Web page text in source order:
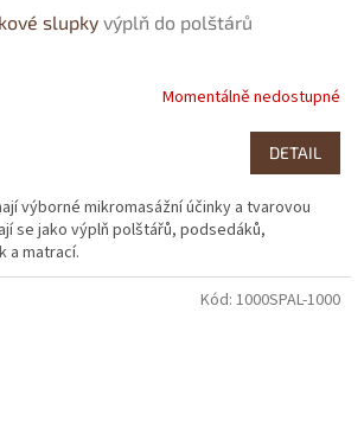
slupky výplň do polštárů
Momentálně nedostupné
DETAIL
výborné mikromasážní účinky a tvarovou
se jako výplň polštářů, podsedáků,
a matrací.
Kód: 1000SPAL-1000